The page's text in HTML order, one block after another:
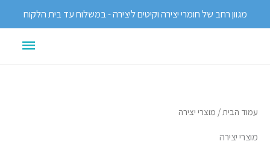
מגוון רחב של חומרי יצירה וקיטים ליצירה - במשלוח עד בית הלקוח
עמוד הבית/ מוצרי יצירה
מוצרי יצירה